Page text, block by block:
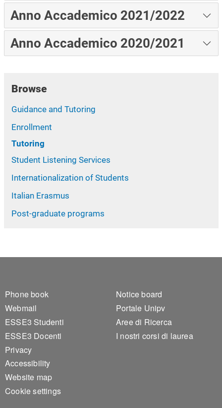
Anno Accademico 2021/2022
Anno Accademico 2020/2021
Browse
Guidance and Tutoring
Enrollment
Tutoring
Student Listening Services
Internationalization of Students
Italian Erasmus
Post-graduate programs
Footer 1
Phone book
Webmail
ESSE3 Studenti
ESSE3 Docenti
Privacy
Accessibility
Website map
Cookie settings
Footer 2
Notice board
Portale Unipv
Aree di Ricerca
I nostri corsi di laurea